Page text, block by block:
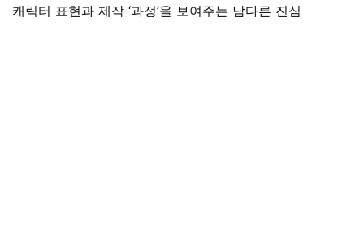
캐릭터 표현과 제작 ‘과정’을 보여주는 남다른 진심